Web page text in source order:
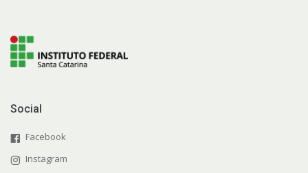
Social
Facebook
Instagram